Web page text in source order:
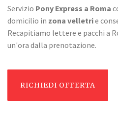
Servizio Pony Express a Roma
domicilio in zona velletrie
Recapitiamo lettere e pacchi a
un'ora dalla prenotazione.
RICHIEDI OFFERTA